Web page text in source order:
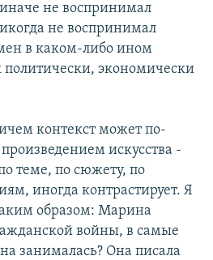
не воспринимал
не воспринимал
в каком-либо ином
политически, экономически
контекст может по-
искусства -
теме, по сюжету, по
иногда контрастирует. Я
образом: Марина
войны, в самые
занималась? Она писала